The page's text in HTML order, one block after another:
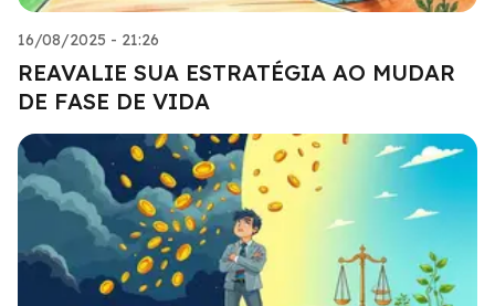
16/08/2025 - 21:26
REAVALIE SUA ESTRATÉGIA AO MUDAR
DE FASE DE VIDA